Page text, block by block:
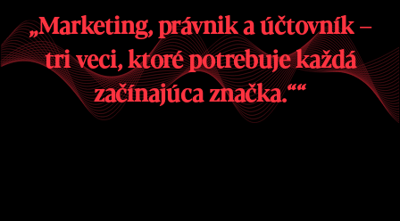
„Marketing, právnik a účtovník –
tri veci, ktoré potrebuje každá
začínajúca značka.““